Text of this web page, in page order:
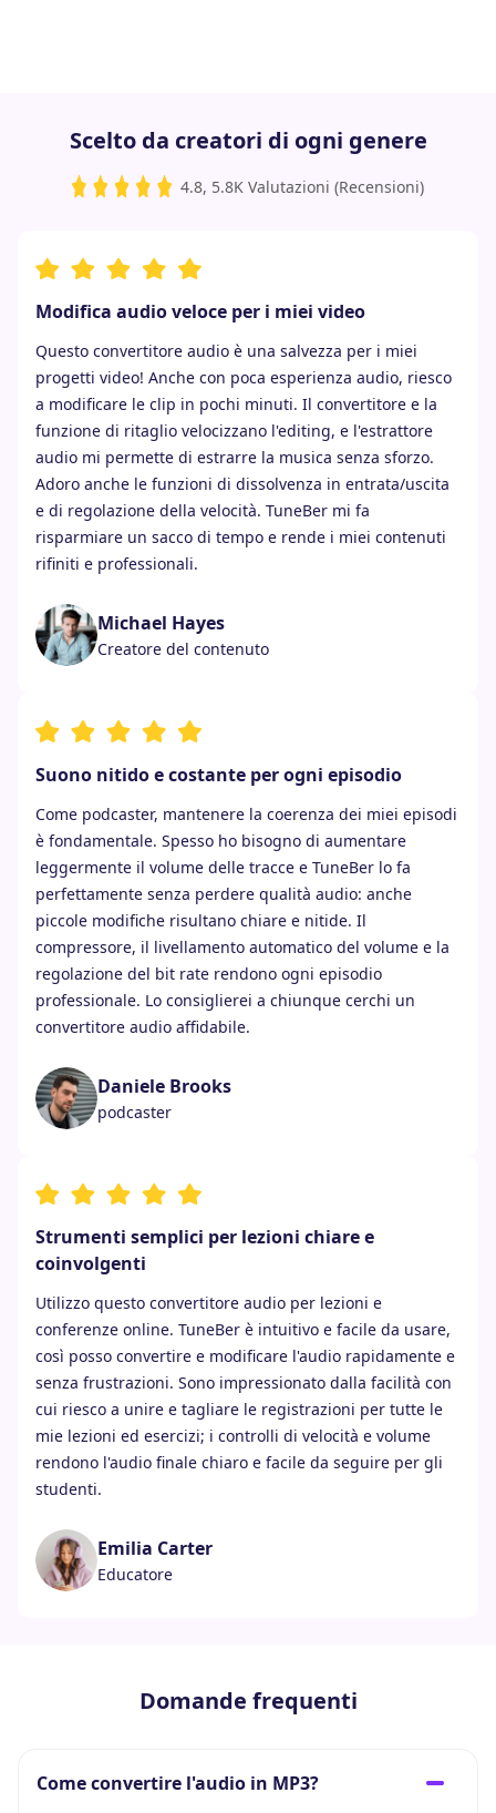
Scelto da creatori di ogni genere
4.8, 5.8K Valutazioni (Recensioni)
Modifica audio veloce per i miei video
Questo convertitore audio è una salvezza per i miei
progetti video! Anche con poca esperienza audio, riesco
a modificare le clip in pochi minuti. Il convertitore e la
funzione di ritaglio velocizzano l'editing, e l'estrattore
audio mi permette di estrarre la musica senza sforzo.
Adoro anche le funzioni di dissolvenza in entrata/uscita
e di regolazione della velocità. TuneBer mi fa
risparmiare un sacco di tempo e rende i miei contenuti
rifiniti e professionali.
Michael Hayes
Creatore del contenuto
Suono nitido e costante per ogni episodio
Come podcaster, mantenere la coerenza dei miei episodi
è fondamentale. Spesso ho bisogno di aumentare
leggermente il volume delle tracce e TuneBer lo fa
perfettamente senza perdere qualità audio: anche
piccole modifiche risultano chiare e nitide. Il
compressore, il livellamento automatico del volume e la
regolazione del bit rate rendono ogni episodio
professionale. Lo consiglierei a chiunque cerchi un
convertitore audio affidabile.
Daniele Brooks
podcaster
Strumenti semplici per lezioni chiare e
coinvolgenti
Utilizzo questo convertitore audio per lezioni e
conferenze online. TuneBer è intuitivo e facile da usare,
così posso convertire e modificare l'audio rapidamente e
senza frustrazioni. Sono impressionato dalla facilità con
cui riesco a unire e tagliare le registrazioni per tutte le
mie lezioni ed esercizi; i controlli di velocità e volume
rendono l'audio finale chiaro e facile da seguire per gli
studenti.
Emilia Carter
Educatore
Domande frequenti
Come convertire l'audio in MP3?